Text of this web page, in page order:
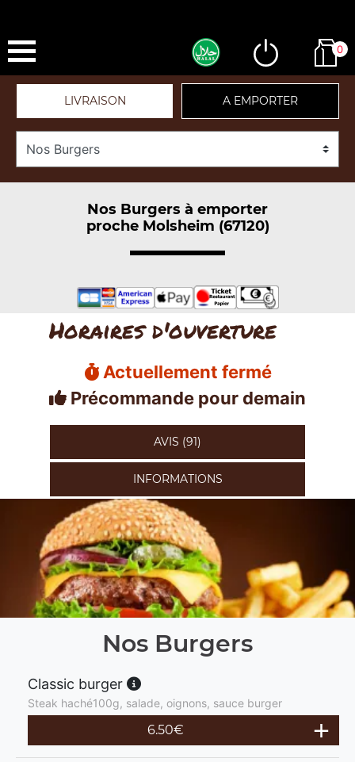
0
LIVRAISON A EMPORTER
Nos Burgers à emporter
proche Molsheim (67120)
Horaires d'ouverture
Actuellement fermé
Précommande pour demain
AVIS (91)
INFORMATIONS
Nos Burgers
Classic burger
Steak haché100g, salade, oignons, sauce burger
6.50€